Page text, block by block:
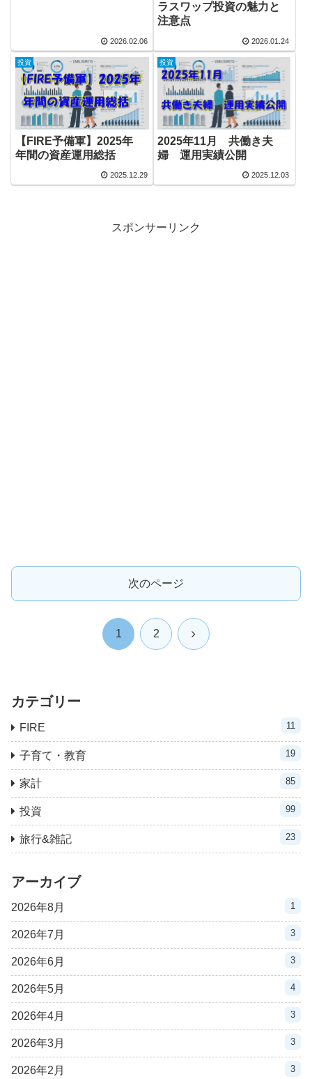
2026.02.06
ラスワップ投資の魅力と
注意点
2026.01.24
投資
【FIRE予備軍】2025年
年間の資産運用総括
2025.12.29
投資
2025年11月 共働き夫
婦 運用実績公開
2025.12.03
スポンサーリンク
次のページ
1 2 次
カテゴリー
FIRE 11
子育て・教育 19
家計 85
投資 99
旅行&雑記 23
アーカイブ
2026年8月 1
2026年7月 3
2026年6月 3
2026年5月 4
2026年4月 3
2026年3月 3
2026年2月 3